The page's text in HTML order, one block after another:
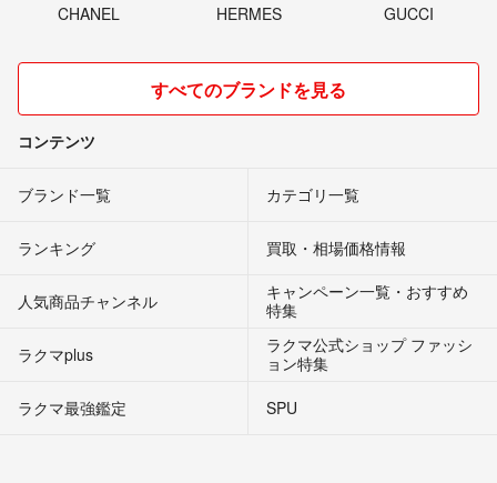
CHANEL HERMES GUCCI
すべてのブランドを見る
コンテンツ
ブランド一覧 カテゴリ一覧
ランキング 買取・相場価格情報
人気商品チャンネル
キャンペーン一覧・おすすめ
特集
ラクマplus
ラクマ公式ショップ ファッシ
ョン特集
ラクマ最強鑑定
SPU